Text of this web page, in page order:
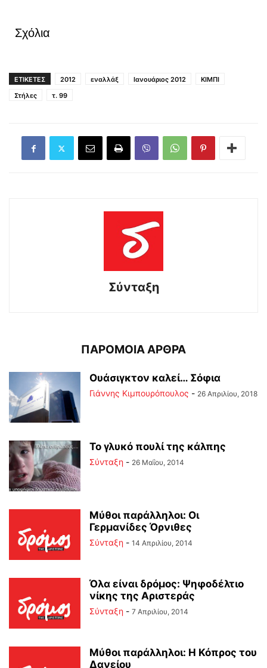
Σχόλια
ΕΤΙΚΕΤΕΣ 2012 εναλλάξ Ιανουάριος 2012
ΚΙΜΠΙ
Στήλες
τ. 99
Σύνταξη
ΠΑΡΟΜΟΙΑ ΑΡΘΡΑ
Ουάσιγκτον καλεί… Σόφια
Γιάννης Κιμπουρόπουλος - 26 Απριλίου, 2018
Το γλυκό πουλί της κάλπης
Σύνταξη - 26 Μαΐου, 2014
Μύθοι παράλληλοι: Οι
Γερμανίδες Όρνιθες
Σύνταξη - 14 Απριλίου, 2014
Όλα είναι δρόμος: Ψηφοδέλτιο
νίκης της Αριστεράς
Σύνταξη - 7 Απριλίου, 2014
Μύθοι παράλληλοι: Η Κόπρος του
Δανείου